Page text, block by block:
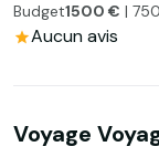
Budget1500 € |
Aucun avis
Voyage